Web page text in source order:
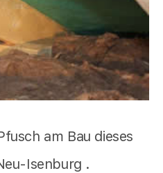
am Bau dieses
Isenburg .